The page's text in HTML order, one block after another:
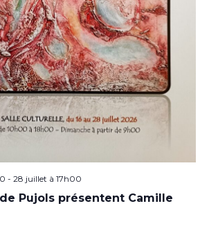
- 28 juillet à 17h00
Pujols présentent Camille